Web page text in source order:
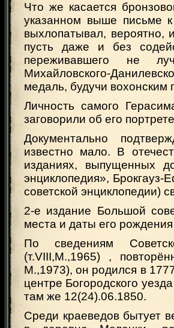
Что же касается
указанном выше письме
выхлопатывал, вероятно,
пусть даже и без
переживавшего не
Михайловского-
медаль, будучи вохонским
Личность самого
заговорили об его
Документально
известно мало. В
изданиях, выпущенных
энциклопедия»,
советской энциклопедии)
2-е издание Большой
места и даты его
По сведениям
(т.VIII,М.,1965) ,
М.,1973), он родился в
центре Богородского
там же 12(24).06.1850.
Среди краеведов бытует